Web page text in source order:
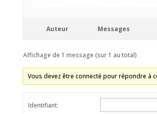
Auteur Messages
Affichage de 1 message (sur 1 au total)
Vous devez être connecté pour répondre à
Identifiant: